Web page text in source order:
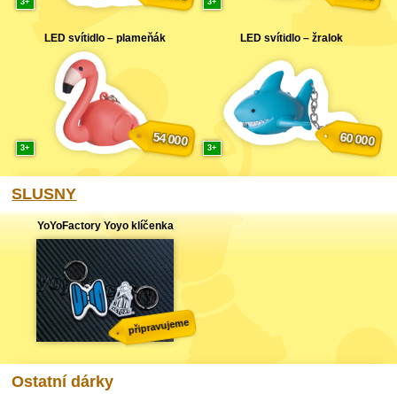
3 3
LED svítidlo – plameňák
54 000
3
LED svítidlo – žralok
60 000
3
SLUSNY
YoYoFactory Yoyo klíčenka
připravujeme
Ostatní dárky